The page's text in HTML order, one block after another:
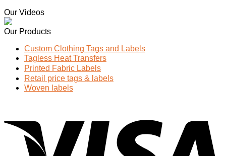
Our Videos
Our Products
Custom Clothing Tags and Labels
Tagless Heat Transfers
Printed Fabric Labels
Retail price tags & labels
Woven labels